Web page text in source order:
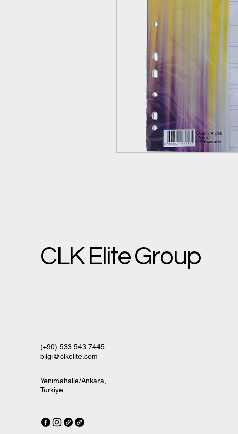
CLK Elite Group
(+90) 533 543 7445
bilgi@clkelite.com
Yenimahalle/Ankara,
Türkiye